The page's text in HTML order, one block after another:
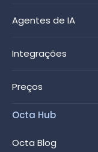
Agentes de IA
Integrações
Preços
Octa Hub
Octa Blog